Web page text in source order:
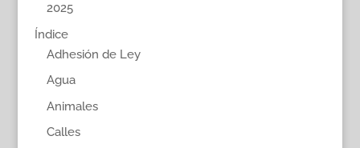
2025
Índice
Adhesión de Ley
Agua
Animales
Calles